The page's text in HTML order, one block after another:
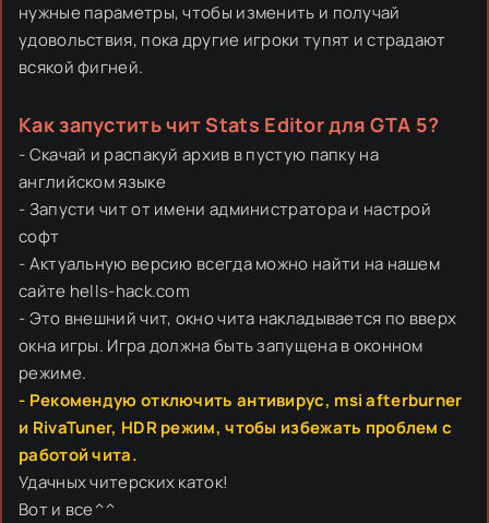
нужные параметры, чтобы изменить и получай
удовольствия, пока другие игроки тупят и страдают
всякой фигней.
Как запустить чит Stats Editor для GTA 5?
- Скачай и распакуй архив в пустую папку на
английском языке
- Запусти чит от имени администратора и настрой
софт
- Актуальную версию всегда можно найти на нашем
сайте hells-hack.com
- Это внешний чит, окно чита накладывается по вверх
окна игры. Игра должна быть запущена в оконном
режиме.
- Рекомендую отключить антивирус, msi afterburner
и RivaTuner, HDR режим, чтобы избежать проблем с
работой чита.
Удачных читерских каток!
Вот и все^^